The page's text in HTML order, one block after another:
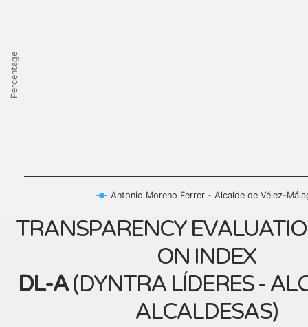
Percentage
Antonio Moreno Ferrer - Alcalde de Vélez-
TRANSPARENCY
ON INDEX
DL-A(DYNTRA LÍDERES -
ALCALDESAS)